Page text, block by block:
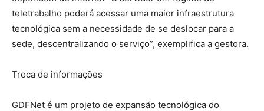
teletrabalho poderá acessar uma maior infraestrutura
tecnológica sem a necessidade de se deslocar para a
sede, descentralizando o serviço”, exemplifica a gestora.
Troca de informações
GDFNet é um projeto de expansão tecnológica do